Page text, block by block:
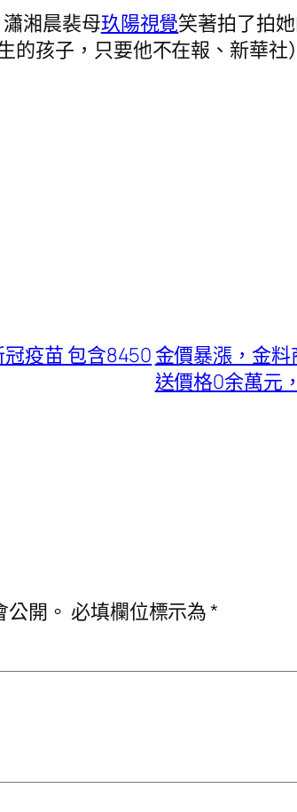
湘晨裴母玖陽視覺笑著拍了拍
的孩子，只要他不在報、新華社）
疫苗 包含8450金價暴漲，金
送價格0余萬元
開。 必填欄位標示為*